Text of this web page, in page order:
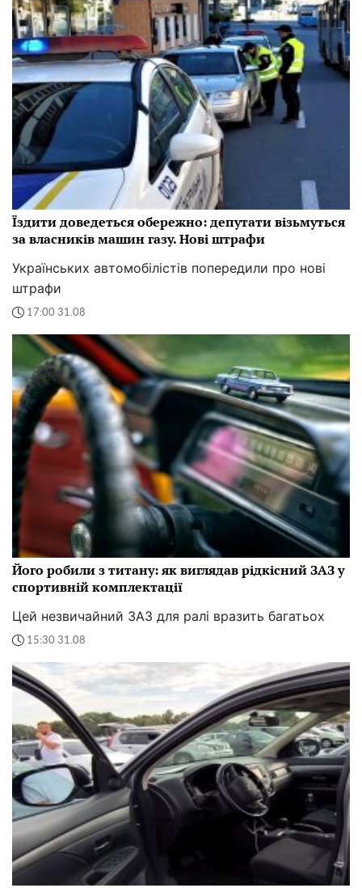
Їздити доведеться обережно: депутати візьмуться
за власників машин газу. Нові штрафи
Українських автомобілістів попередили про нові
штрафи
17:00 31.08
Його робили з титану: як виглядав рідкісний ЗАЗ у
спортивній комплектації
Цей незвичайний ЗАЗ для ралі вразить багатьох
15:30 31.08